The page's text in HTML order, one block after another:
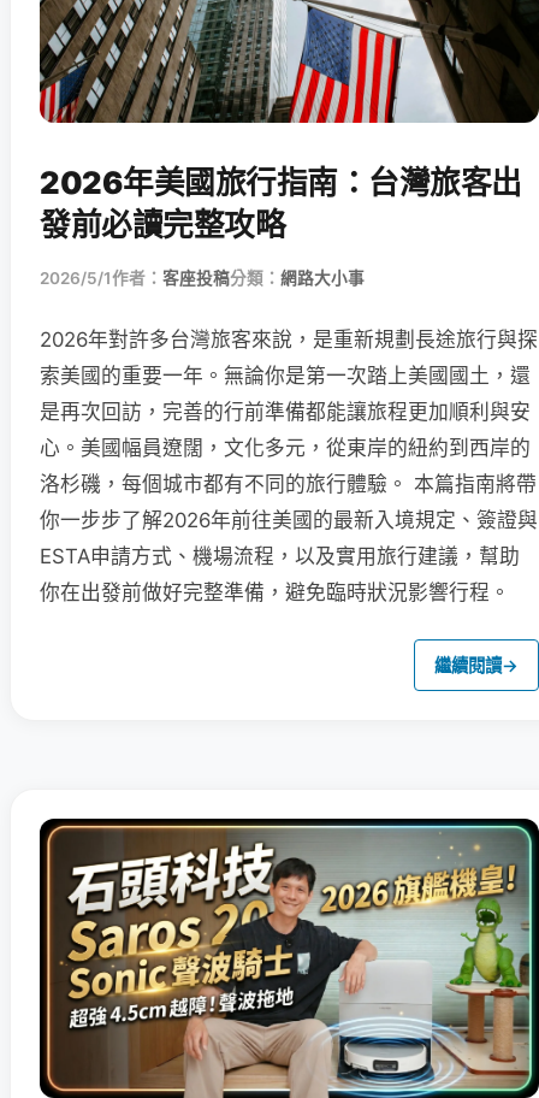
2026年美國旅行指南：台灣旅客出
發前必讀完整攻略
2026/5/1作者： 客座投稿分類： 網路大小事
2026年對許多台灣旅客來說，是重新規劃長途旅行與探
索美國的重要一年。無論你是第一次踏上美國國土，還
是再次回訪，完善的行前準備都能讓旅程更加順利與安
心。美國幅員遼闊，文化多元，從東岸的紐約到西岸的
洛杉磯，每個城市都有不同的旅行體驗。 本篇指南將帶
你一步步了解2026年前往美國的最新入境規定、簽證與
ESTA申請方式、機場流程，以及實用旅行建議，幫助
你在出發前做好完整準備，避免臨時狀況影響行程。
繼續閱讀→